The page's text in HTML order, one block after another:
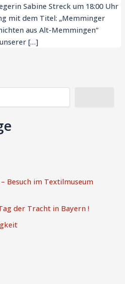
Sabine Streck um 18:00 Uhr
mit dem Titel: „Memminger
aus Alt-Memmingen“
[…]
– Besuch im Textilmuseum
der Tracht in Bayern !